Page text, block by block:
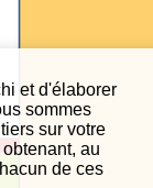
et d'élaborer
sommes
sur votre
au
de ces